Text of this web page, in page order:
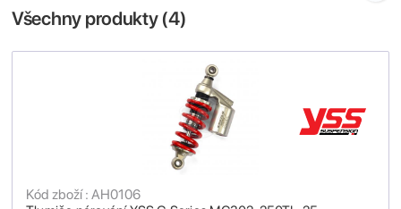
Všechny produkty (4)
Kód zboží : AH0106